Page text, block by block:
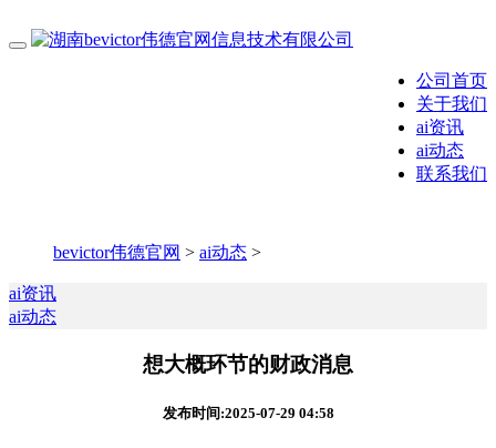
公司首页
关于我们
ai资讯
ai动态
联系我们
bevictor伟德官网 > ai动态 >
ai资讯
ai动态
想大概环节的财政消息
发布时间:2025-07-29 04:58